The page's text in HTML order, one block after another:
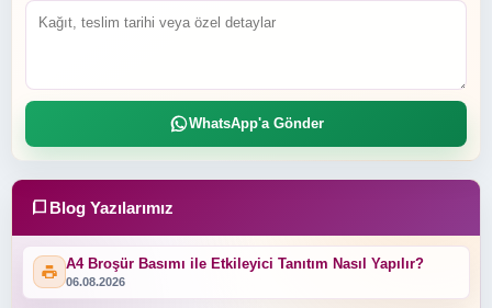
Blog Yazılarımız
A4 Broşür Basımı ile Etkileyici Tanıtım Nasıl Yapılır?
06.08.2026
WhatsApp'a Gönder